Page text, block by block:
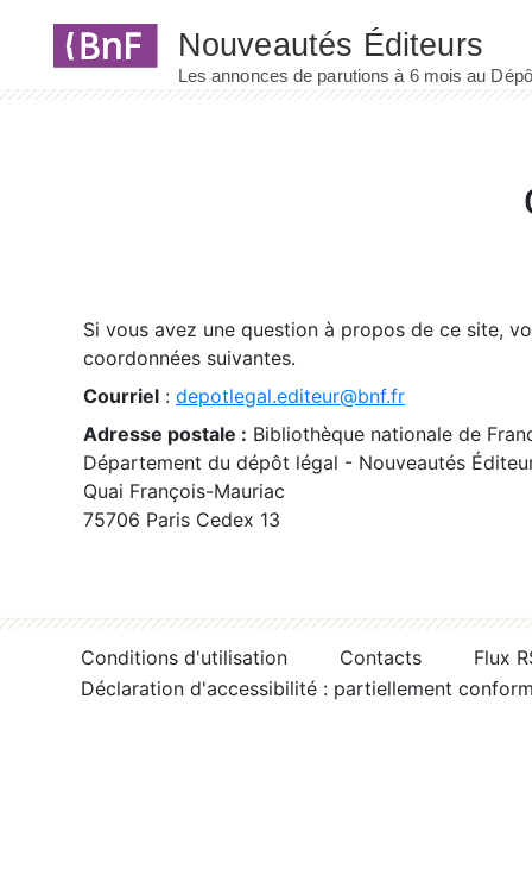
Si vous avez une question à propos de ce site,
coordonnées suivantes.
Courriel : depotlegal.editeur@bnf.fr
Adresse postale : Bibliothèque nationale de
Département du dépôt légal - Nouveautés
Quai François-Mauriac
75706 Paris Cedex 13
Conditions d'utilisation Contacts
Flux
Déclaration d'accessibilité : partiellement